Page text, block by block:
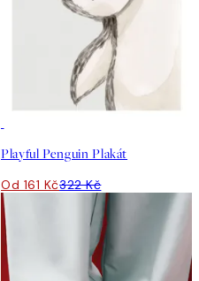
Playful Penguin Plakát
Od 161 Kč322 Kč